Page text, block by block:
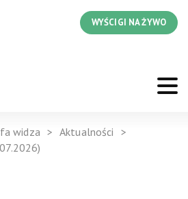
WYŚCIGI NA ŻYWO
widza
Aktualności